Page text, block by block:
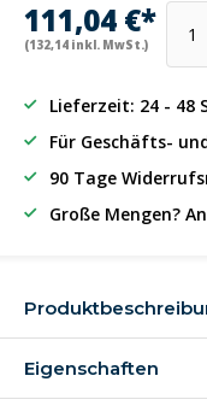
111,04 €*
(132,14 inkl. MwSt.)
Lieferzeit: 24 - 48
Für Geschäfts-
90 Tage
Große Mengen?
Eigenschaften